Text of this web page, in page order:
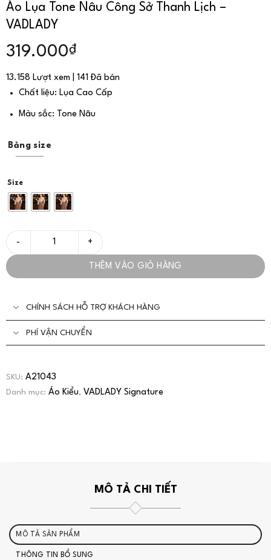
Áo Lụa Tone Nâu Công Sở Thanh Lịch –
VADLADY
319.000₫
13.158 Lượt xem | 141 Đã bán
Chất liệu: Lụa Cao Cấp
Màu sắc: Tone Nâu
Bảng size
Size
Áo Lụa Tone Nâu Công Sở Thanh Lịch - VADLADY số lượng
THÊM VÀO GIỎ HÀNG
CHÍNH SÁCH HỖ TRỢ KHÁCH HÀNG
PHÍ VẬN CHUYỂN
SKU: A21043
Danh mục: Áo Kiểu, VADLADY Signature
MÔ TẢ CHI TIẾT
MÔ TẢ SẢN PHẨM
THÔNG TIN BỔ SUNG